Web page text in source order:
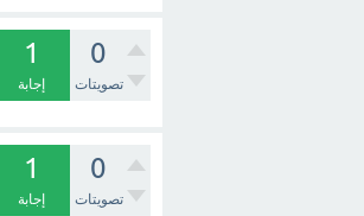
0
تصويتات
1
إجابة
0
تصويتات
1
إجابة